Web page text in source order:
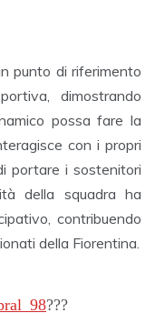
punto di riferimento
dimostrando
possa fare la
con i propri
portare i sostenitori
della squadra ha
contribuendo
della Fiorentina.
???